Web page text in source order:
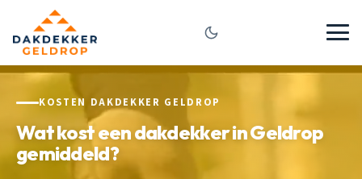
KOSTEN DAKDEKKER GELDROP
Wat kost een dakdekker in Geldrop
gemiddeld?